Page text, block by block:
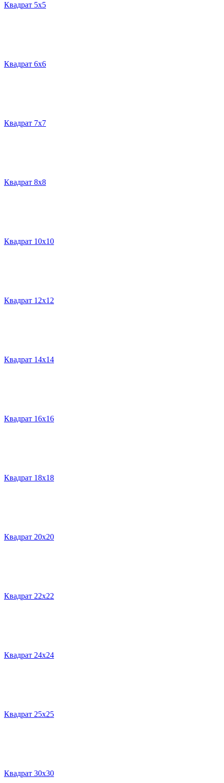
Квадрат 5х5
Квадрат 6х6
Квадрат 7х7
Квадрат 8х8
Квадрат 10х10
Квадрат 12х12
Квадрат 14х14
Квадрат 16х16
Квадрат 18х18
Квадрат 20х20
Квадрат 22х22
Квадрат 24х24
Квадрат 25х25
Квадрат 30х30